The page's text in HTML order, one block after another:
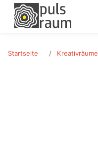
Startseite Kreativräume